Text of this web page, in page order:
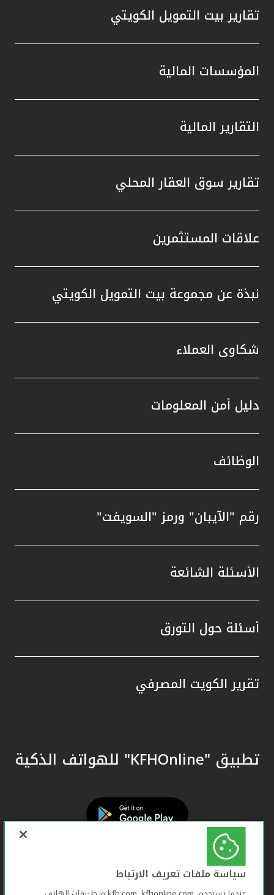
تقارير بيت التمويل الكويتي
المؤسسات المالية
التقارير المالية
تقارير سوق العقار المحلي
علاقات المستثمرين
نبذة عن مجموعة بيت التمويل الكويتي
شكاوى العملاء
دليل أمن المعلومات
الوظائف
رقم "الآيبان" ورمز "السويفت"
الأسئلة الشائعة
أسئلة حول التورق
تقرير الكويت المصرفي
تطبيق "KFHOnline" للهواتف الذكية
سياسة ملفات تعريف الارتباط